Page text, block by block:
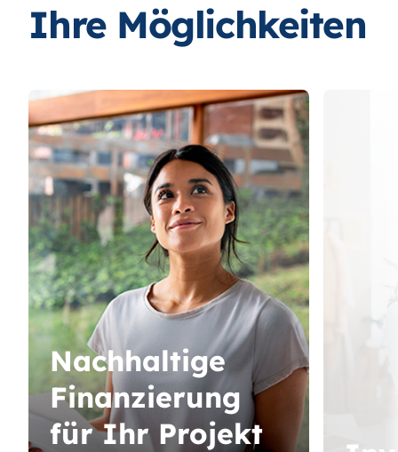
Ihre Möglichkeiten
Nachhaltige
Finanzierung
für Ihr Projekt